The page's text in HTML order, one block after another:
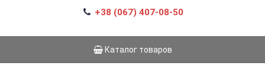
+38 (067) 407-08-50
Каталог товаров